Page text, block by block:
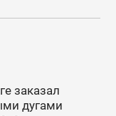
заказал
дугами